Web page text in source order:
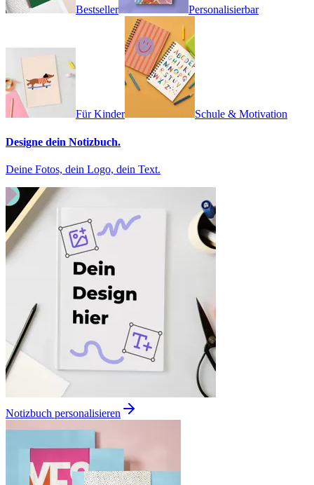
Bestseller Personalisierbar
Für Kinder Schule & Motivation
Designe dein Notizbuch.
Deine Fotos, dein Logo, dein Text.
Notizbuch personalisieren